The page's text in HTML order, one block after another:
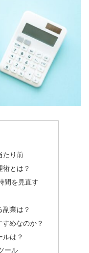
たり前
術とは？
間を見直す
副業は？
めなのか？
ルは？
ール